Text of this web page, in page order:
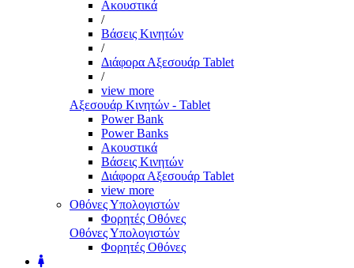
Ακουστικά
/
Βάσεις Κινητών
/
Διάφορα Αξεσουάρ Tablet
/
view more
Αξεσουάρ Κινητών - Tablet
Power Bank
Power Banks
Ακουστικά
Βάσεις Κινητών
Διάφορα Αξεσουάρ Tablet
view more
Οθόνες Υπολογιστών
Φορητές Οθόνες
Οθόνες Υπολογιστών
Φορητές Οθόνες